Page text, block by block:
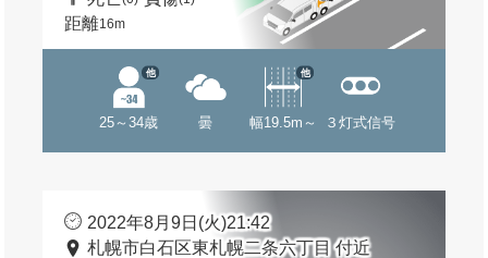
距離16m
25～34歳
他
曇 幅19.5m～
他
３灯式信号
2022年8月9日(火)21:42
札幌市白石区東札幌二条六丁目 付近